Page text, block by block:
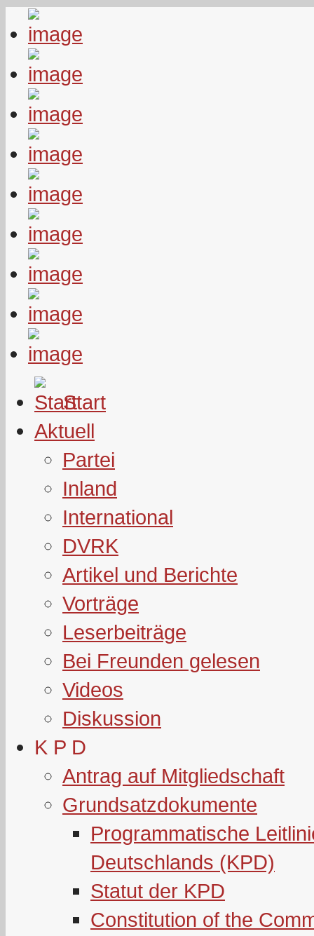
Start
Aktuell
Partei
Inland
International
DVRK
Artikel und Berichte
Vorträge
Leserbeiträge
Bei Freunden gelesen
Videos
Diskussion
K P D
Antrag auf Mitgliedschaft
Grundsatzdokumente
Programmatische
Deutschlands (KPD)
Statut der KPD
Constitution of the